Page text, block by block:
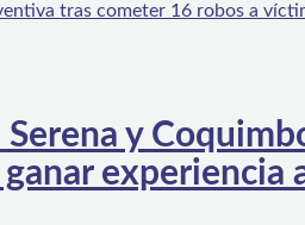
tras cometer 16 robos a
y
experiencia